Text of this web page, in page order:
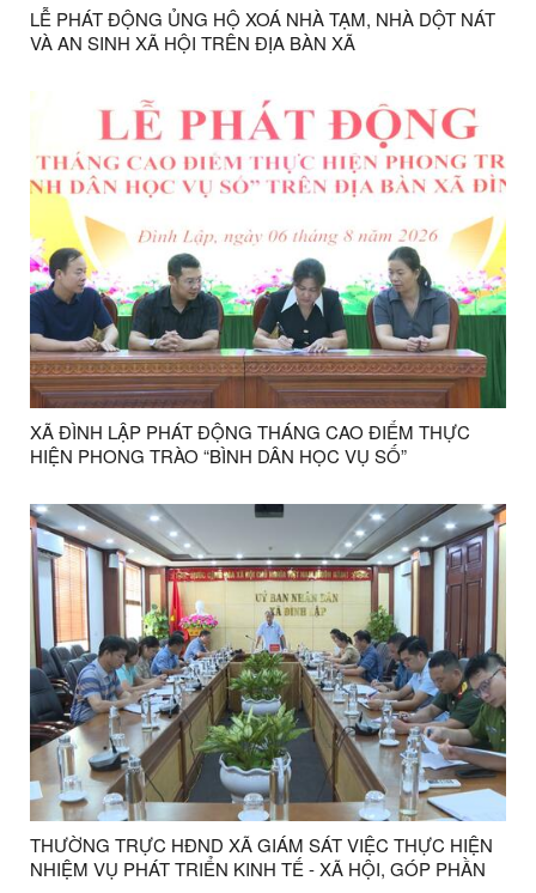
LỄ PHÁT ĐỘNG ỦNG HỘ XOÁ NHÀ TẠM, NHÀ DỘT NÁT
VÀ AN SINH XÃ HỘI TRÊN ĐỊA BÀN XÃ
XÃ ĐÌNH LẬP PHÁT ĐỘNG THÁNG CAO ĐIỂM THỰC
HIỆN PHONG TRÀO “BÌNH DÂN HỌC VỤ SỐ”
THƯỜNG TRỰC HĐND XÃ GIÁM SÁT VIỆC THỰC HIỆN
NHIỆM VỤ PHÁT TRIỂN KINH TẾ - XÃ HỘI, GÓP PHẦN